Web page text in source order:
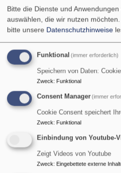
bei einzelnen Projekten dazu
oder private Termine anders
Christine
Bitte die Dienste und
auswählen, die wir nutzen möchten.
bitte unsere Datenschutzhinweise
Funktional (immer erforderlich)
Speichern von Daten:
Zweck: Funktional
Consent Manager(immer
Cookie Consent speichert
Zweck: Funktional
Einbindung von Youtube-
Zeigt Videos von Youtube
Zweck: Eingebettete externe